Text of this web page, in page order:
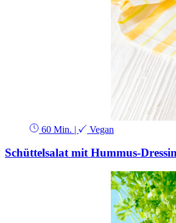
60 Min. | Vegan
Schüttelsalat mit Hummus-